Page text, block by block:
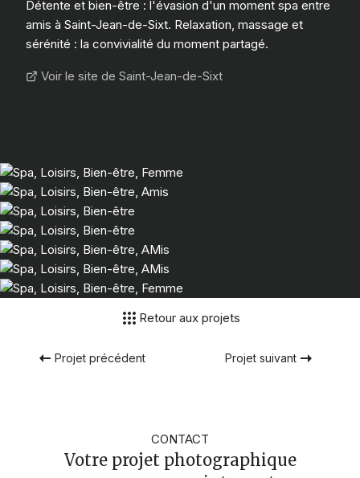
Détente et bien-être : l'évasion d'un moment spa entre
amis à Saint-Jean-de-Sixt. Relaxation, massage et
sérénité : la convivialité du moment partagé.
Voir le site de Saint-Jean-de-Sixt
Projet précédent
Retour aux projets
Projet suivant
CONTACT
Votre projet photographique